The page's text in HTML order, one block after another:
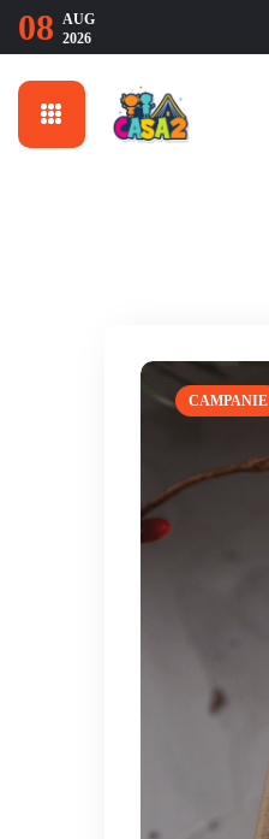
08
AUG
2026
CAMPANIE